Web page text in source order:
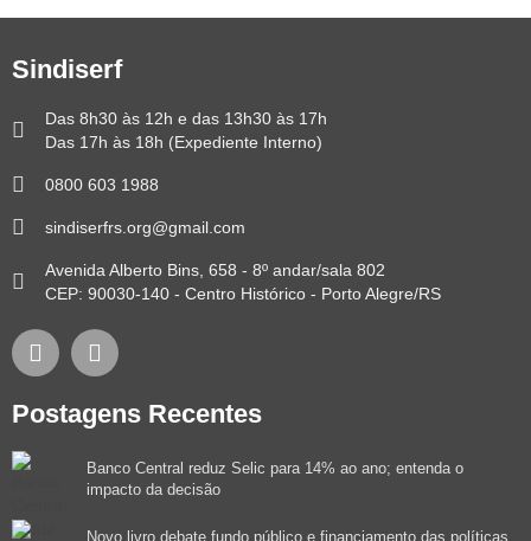
Sindiserf
Das 8h30 às 12h e das 13h30 às 17h
Das 17h às 18h (Expediente Interno)
0800 603 1988
sindiserfrs.org@gmail.com
Avenida Alberto Bins, 658 - 8º andar/sala 802
CEP: 90030-140 - Centro Histórico - Porto Alegre/RS
Postagens Recentes
Banco Central reduz Selic para 14% ao ano; entenda o
impacto da decisão
Novo livro debate fundo público e financiamento das políticas